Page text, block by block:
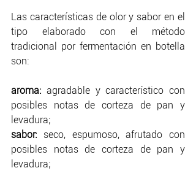
Las características de olor y sabor en el
tipo elaborado con el método
tradicional por fermentación en botella
son:
aroma: agradable y característico con
posibles notas de corteza de pan y
levadura;
sabor: seco, espumoso, afrutado con
posibles notas de corteza de pan y
levadura;